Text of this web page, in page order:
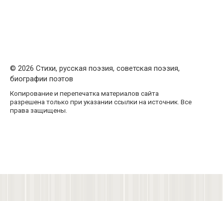
© 2026 Стихи, русская поэзия, советская поэзия,
биографии поэтов
Копирование и перепечатка материалов сайта
разрешена только при указании ссылки на источник. Все
права защищены.